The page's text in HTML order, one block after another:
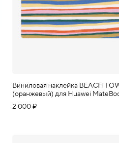
Виниловая наклейка BEACH
(оранжевый) для Huawei
2 000 ₽